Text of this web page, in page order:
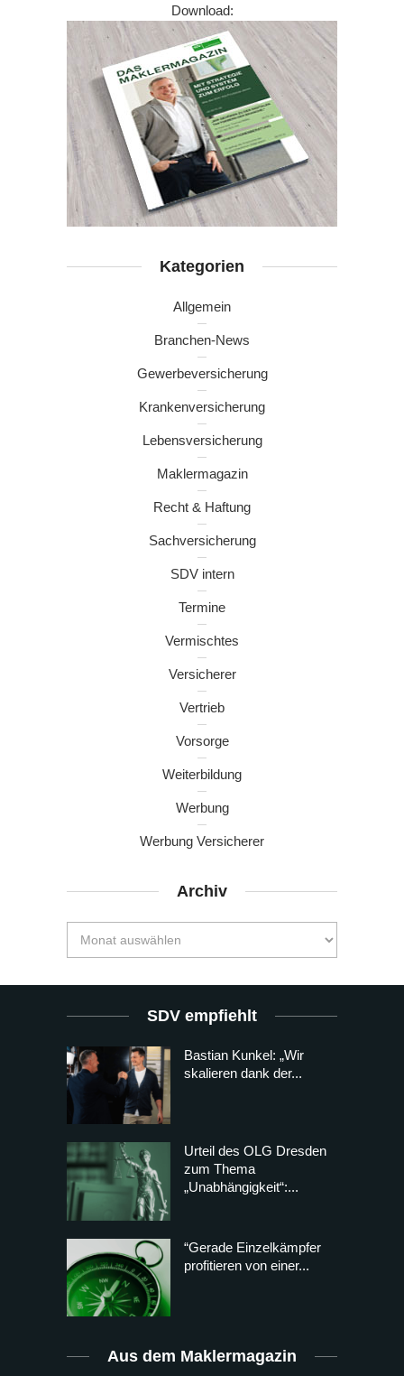
Download:
Kategorien
Allgemein
Branchen-News
Gewerbeversicherung
Krankenversicherung
Lebensversicherung
Maklermagazin
Recht & Haftung
Sachversicherung
SDV intern
Termine
Vermischtes
Versicherer
Vertrieb
Vorsorge
Weiterbildung
Werbung
Werbung Versicherer
Archiv
SDV empfiehlt
Bastian Kunkel: „Wir
skalieren dank der...
Urteil des OLG Dresden
zum Thema
„Unabhängigkeit“:...
“Gerade Einzelkämpfer
profitieren von einer...
Aus dem Maklermagazin